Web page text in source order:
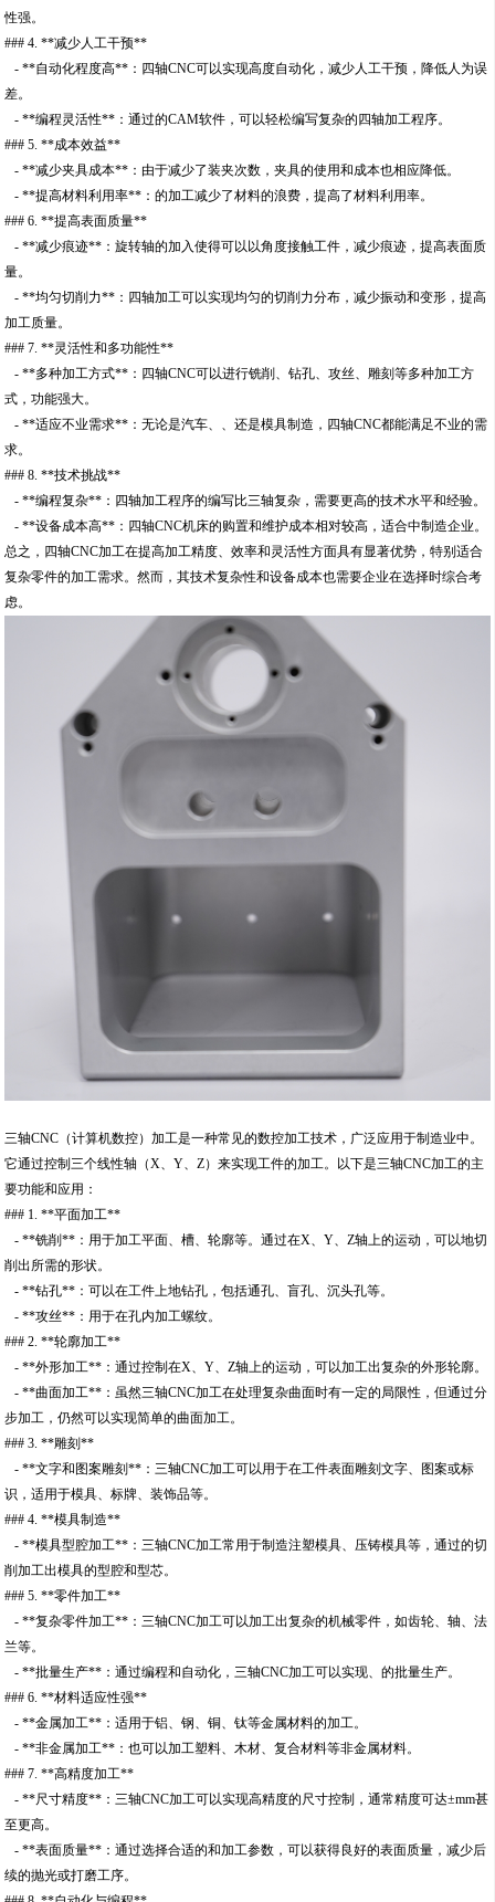
性强。
### 4. **减少人工干预**
- **自动化程度高**：四轴CNC可以实现高度自动化，减少人工干预，降低人为误
差。
- **编程灵活性**：通过的CAM软件，可以轻松编写复杂的四轴加工程序。
### 5. **成本效益**
- **减少夹具成本**：由于减少了装夹次数，夹具的使用和成本也相应降低。
- **提高材料利用率**：的加工减少了材料的浪费，提高了材料利用率。
### 6. **提高表面质量**
- **减少痕迹**：旋转轴的加入使得可以以角度接触工件，减少痕迹，提高表面质
量。
- **均匀切削力**：四轴加工可以实现均匀的切削力分布，减少振动和变形，提高
加工质量。
### 7. **灵活性和多功能性**
- **多种加工方式**：四轴CNC可以进行铣削、钻孔、攻丝、雕刻等多种加工方
式，功能强大。
- **适应不业需求**：无论是汽车、、还是模具制造，四轴CNC都能满足不业的需
求。
### 8. **技术挑战**
- **编程复杂**：四轴加工程序的编写比三轴复杂，需要更高的技术水平和经验。
- **设备成本高**：四轴CNC机床的购置和维护成本相对较高，适合中制造企业。
总之，四轴CNC加工在提高加工精度、效率和灵活性方面具有显著优势，特别适合
复杂零件的加工需求。然而，其技术复杂性和设备成本也需要企业在选择时综合考
虑。
三轴CNC（计算机数控）加工是一种常见的数控加工技术，广泛应用于制造业中。
它通过控制三个线性轴（X、Y、Z）来实现工件的加工。以下是三轴CNC加工的主
要功能和应用：
### 1. **平面加工**
- **铣削**：用于加工平面、槽、轮廓等。通过在X、Y、Z轴上的运动，可以地切
削出所需的形状。
- **钻孔**：可以在工件上地钻孔，包括通孔、盲孔、沉头孔等。
- **攻丝**：用于在孔内加工螺纹。
### 2. **轮廓加工**
- **外形加工**：通过控制在X、Y、Z轴上的运动，可以加工出复杂的外形轮廓。
- **曲面加工**：虽然三轴CNC加工在处理复杂曲面时有一定的局限性，但通过分
步加工，仍然可以实现简单的曲面加工。
### 3. **雕刻**
- **文字和图案雕刻**：三轴CNC加工可以用于在工件表面雕刻文字、图案或标
识，适用于模具、标牌、装饰品等。
### 4. **模具制造**
- **模具型腔加工**：三轴CNC加工常用于制造注塑模具、压铸模具等，通过的切
削加工出模具的型腔和型芯。
### 5. **零件加工**
- **复杂零件加工**：三轴CNC加工可以加工出复杂的机械零件，如齿轮、轴、法
兰等。
- **批量生产**：通过编程和自动化，三轴CNC加工可以实现、的批量生产。
### 6. **材料适应性强**
- **金属加工**：适用于铝、钢、铜、钛等金属材料的加工。
- **非金属加工**：也可以加工塑料、木材、复合材料等非金属材料。
### 7. **高精度加工**
- **尺寸精度**：三轴CNC加工可以实现高精度的尺寸控制，通常精度可达±mm甚
至更高。
- **表面质量**：通过选择合适的和加工参数，可以获得良好的表面质量，减少后
续的抛光或打磨工序。